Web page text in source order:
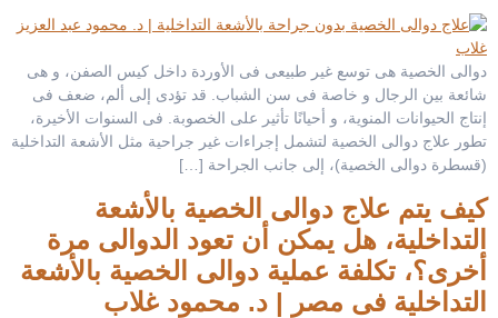
دوالى الخصية هى توسع غير طبيعى فى الأوردة داخل كيس الصفن، و هى
شائعة بين الرجال و خاصة فى سن الشباب. قد تؤدى إلى ألم، ضعف فى
إنتاج الحيوانات المنوية، و أحيانًا تأثير على الخصوبة. فى السنوات الأخيرة،
تطور علاج دوالى الخصية لتشمل إجراءات غير جراحية مثل الأشعة التداخلية
(قسطرة دوالى الخصية)، إلى جانب الجراحة […]
كيف يتم علاج دوالى الخصية بالأشعة
التداخلية، هل يمكن أن تعود الدوالى مرة
أخرى؟، تكلفة عملية دوالى الخصية بالأشعة
التداخلية فى مصر | د. محمود غلاب